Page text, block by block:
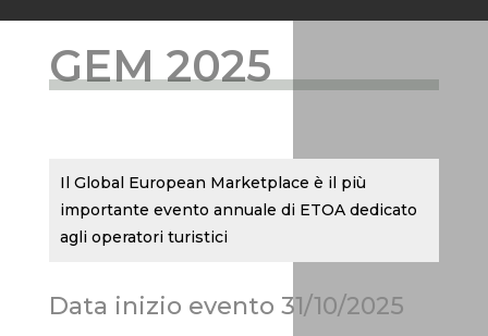
GEM 2025
Il Global European Marketplace è il più
importante evento annuale di ETOA dedicato
agli operatori turistici
Data inizio evento 31/10/2025